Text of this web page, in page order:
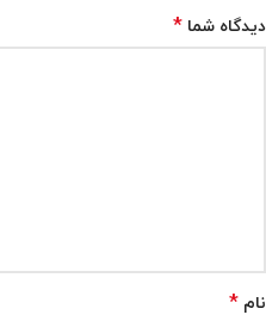
دیدگاه شما *
نام *